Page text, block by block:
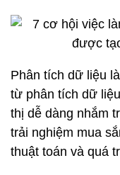
Phân tích dữ liệu
từ phân tích dữ
thị dễ dàng nhắm
trải nghiệm mua
thuật toán và quá